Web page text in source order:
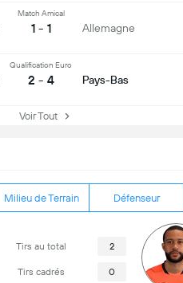
Milieu de Terrain Défenseur
Tirs au total 2
Tirs cadrés 0
Match Amical
1 - 1 Allemagne
Qualification Euro
2 - 4 Pays-Bas
Voir Tout